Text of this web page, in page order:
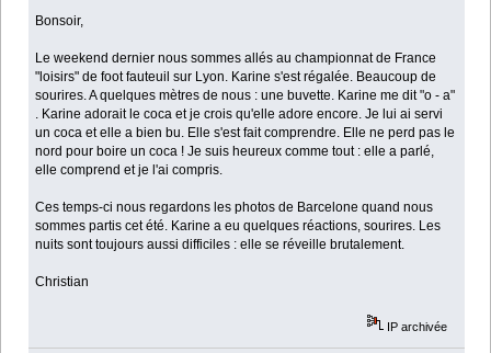
Bonsoir,
Le weekend dernier nous sommes allés au championnat de France
"loisirs" de foot fauteuil sur Lyon. Karine s'est régalée. Beaucoup de
sourires. A quelques mètres de nous : une buvette. Karine me dit "o - a"
. Karine adorait le coca et je crois qu'elle adore encore. Je lui ai servi
un coca et elle a bien bu. Elle s'est fait comprendre. Elle ne perd pas le
nord pour boire un coca ! Je suis heureux comme tout : elle a parlé,
elle comprend et je l'ai compris.
Ces temps-ci nous regardons les photos de Barcelone quand nous
sommes partis cet été. Karine a eu quelques réactions, sourires. Les
nuits sont toujours aussi difficiles : elle se réveille brutalement.
Christian
IP archivée